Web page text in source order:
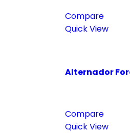
Compare
Quick View
Alternador
Compare
Quick View